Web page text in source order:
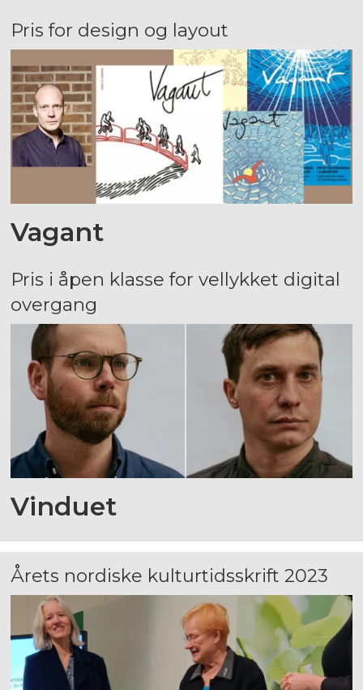
Pris for design og layout
Vagant
Pris i åpen klasse for vellykket digital
overgang
Vinduet
Årets nordiske kulturtidsskrift 2023